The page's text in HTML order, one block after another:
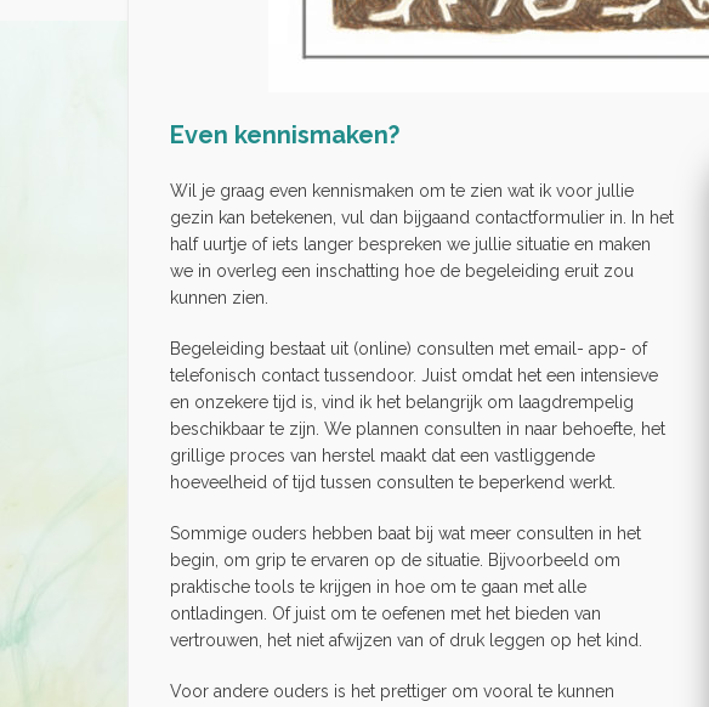
Even kennismaken?
Wil je graag even kennismaken om te zien wat ik voor jullie
gezin kan betekenen, vul dan bijgaand contactformulier in. In het
half uurtje of iets langer bespreken we jullie situatie en maken
we in overleg een inschatting hoe de begeleiding eruit zou
kunnen zien.
Begeleiding bestaat uit (online) consulten met email- app- of
telefonisch contact tussendoor. Juist omdat het een intensieve
en onzekere tijd is, vind ik het belangrijk om laagdrempelig
beschikbaar te zijn. We plannen consulten in naar behoefte, het
grillige proces van herstel maakt dat een vastliggende
hoeveelheid of tijd tussen consulten te beperkend werkt.
Sommige ouders hebben baat bij wat meer consulten in het
begin, om grip te ervaren op de situatie. Bijvoorbeeld om
praktische tools te krijgen in hoe om te gaan met alle
ontladingen. Of juist om te oefenen met het bieden van
vertrouwen, het niet afwijzen van of druk leggen op het kind.
Voor andere ouders is het prettiger om vooral te kunnen